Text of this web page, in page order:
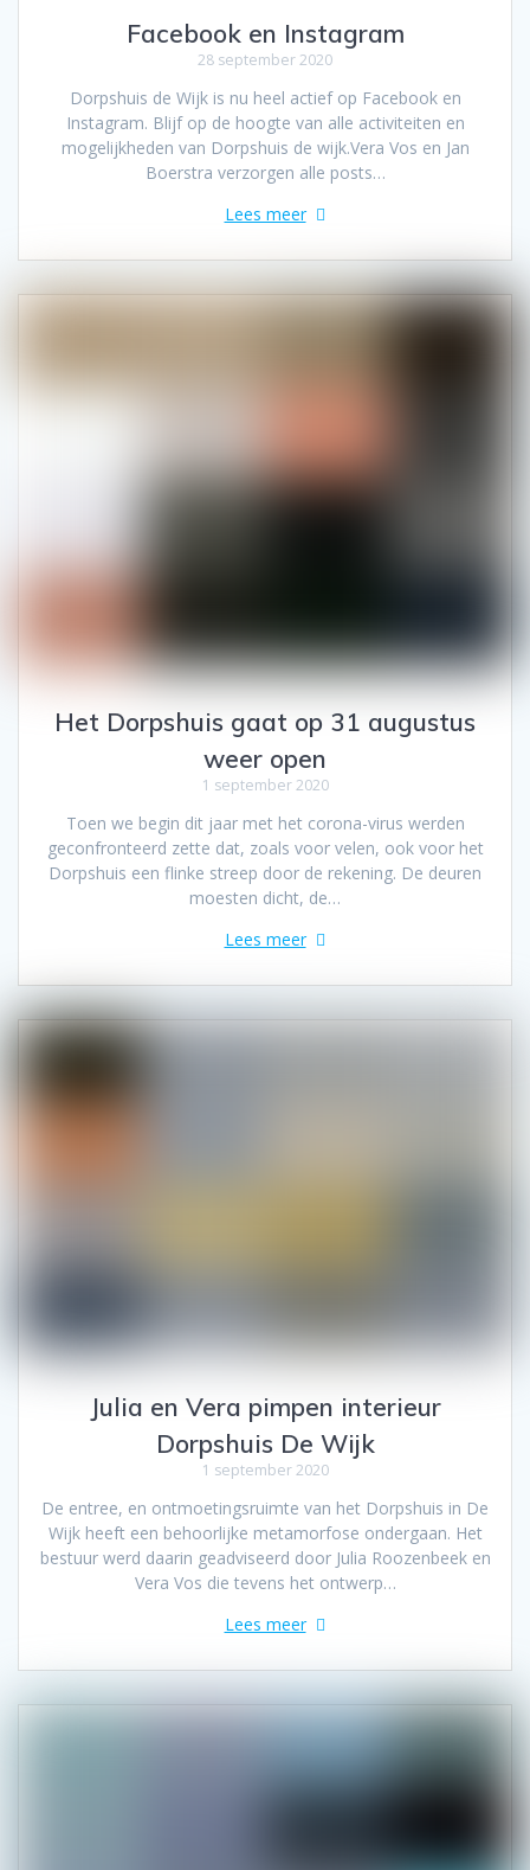
Facebook en Instagram
28 september 2020
Dorpshuis de Wijk is nu heel actief op Facebook en
Instagram. Blijf op de hoogte van alle activiteiten en
mogelijkheden van Dorpshuis de wijk.Vera Vos en Jan
Boerstra verzorgen alle posts…
Lees meer
Het Dorpshuis gaat op 31 augustus
weer open
1 september 2020
Toen we begin dit jaar met het corona-virus werden
geconfronteerd zette dat, zoals voor velen, ook voor het
Dorpshuis een flinke streep door de rekening. De deuren
moesten dicht, de…
Lees meer
Julia en Vera pimpen interieur
Dorpshuis De Wijk
1 september 2020
De entree, en ontmoetingsruimte van het Dorpshuis in De
Wijk heeft een behoorlijke metamorfose ondergaan. Het
bestuur werd daarin geadviseerd door Julia Roozenbeek en
Vera Vos die tevens het ontwerp…
Lees meer